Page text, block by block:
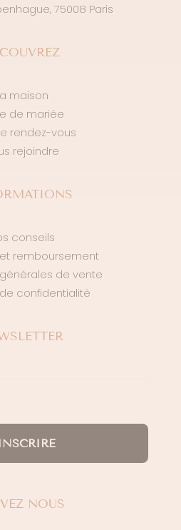
75008 Paris
maison
de mariée
rendez-vous
rejoindre
conseils
remboursement
de vente
confidentialité
NOUS